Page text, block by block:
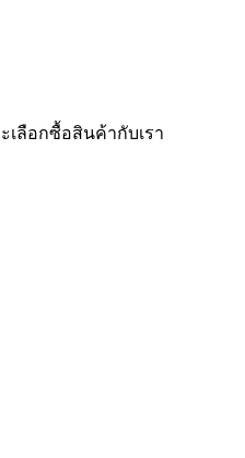
ลือกซื้อสินค้ากับเรา